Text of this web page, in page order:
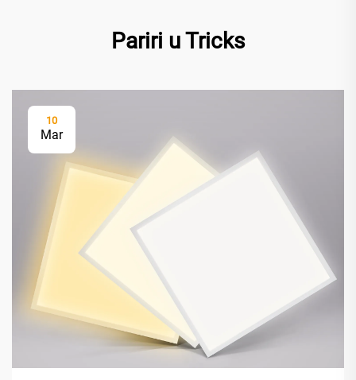
Pariri u Tricks
10
Mar